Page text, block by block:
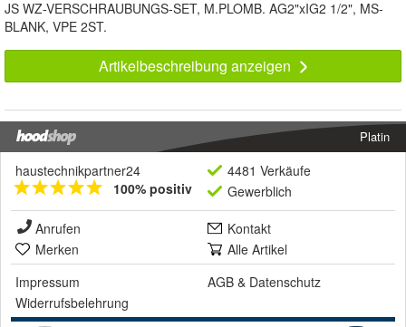
JS WZ-VERSCHRAUBUNGS-SET, M.PLOMB. AG2"xIG2 1/2", MS-
BLANK, VPE 2ST.
Artikelbeschreibung anzeigen
Platin
haustechnikpartner24
100% positiv
4481 Verkäufe
Gewerblich
Anrufen
Kontakt
Merken
Alle Artikel
Impressum
AGB & Datenschutz
Widerrufsbelehrung